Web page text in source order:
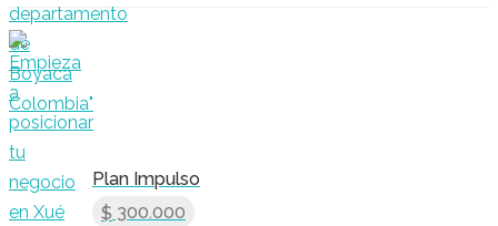
Plan Impulso
$ 300.000